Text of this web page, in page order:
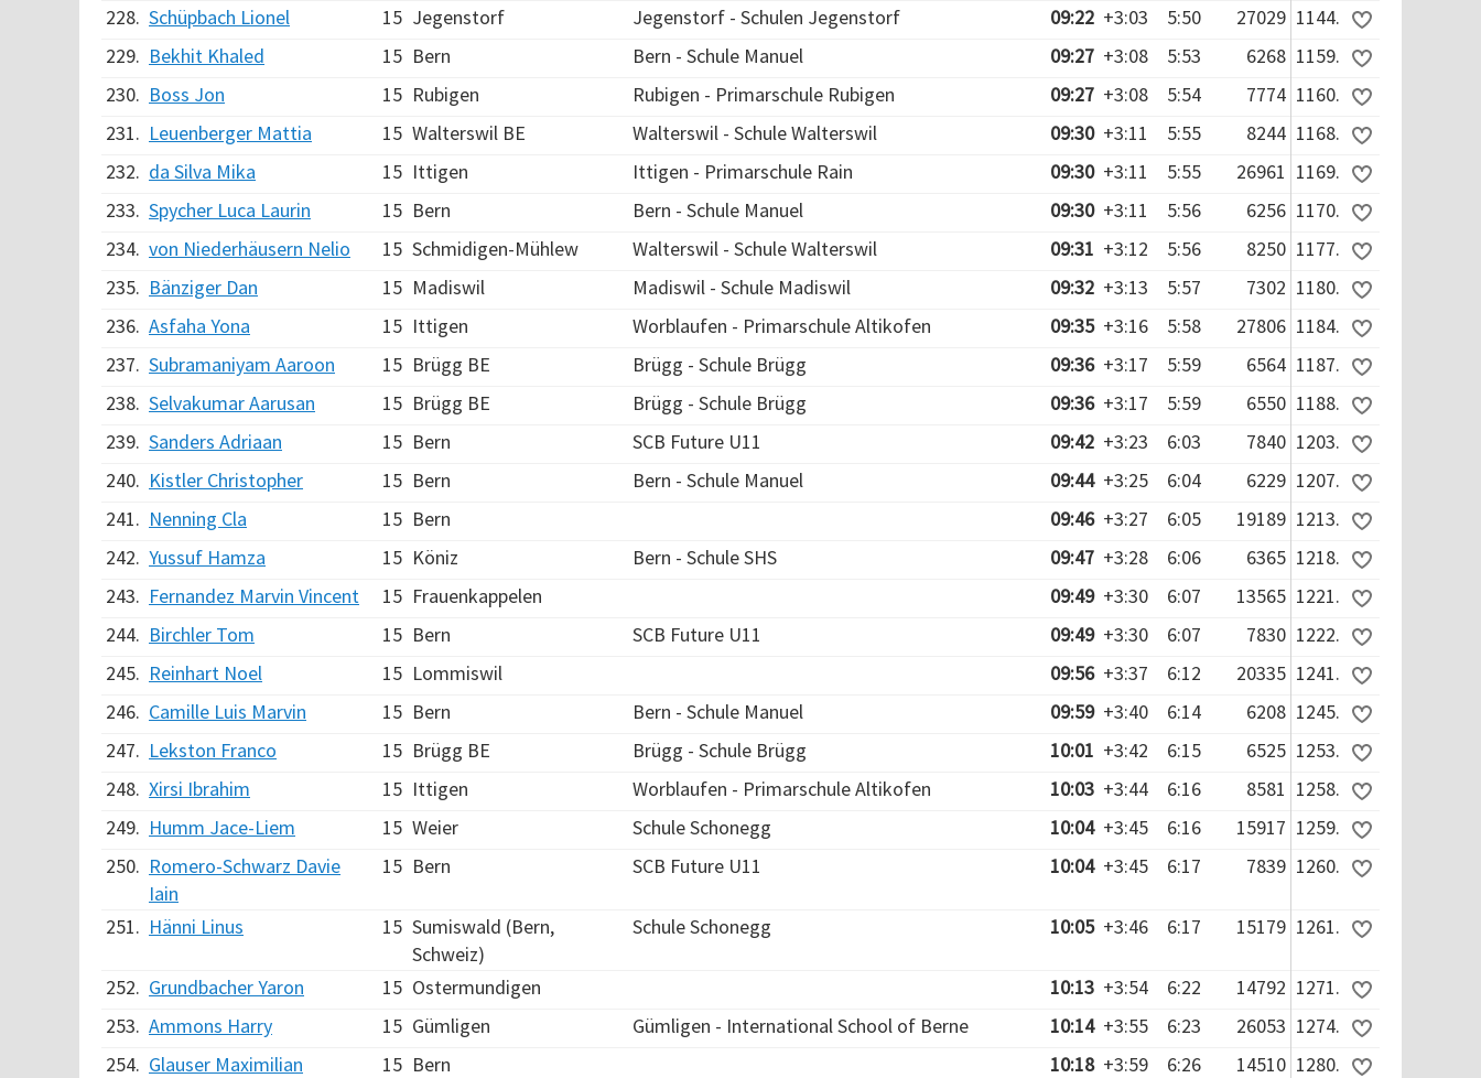
228. Schüpbach Lionel 15 Jegenstorf Jegenstorf - Schulen Jegenstorf 09:22 +3:03 5:50 27029 1144.
229. Bekhit Khaled 15 Bern Bern - Schule Manuel 09:27 +3:08 5:53 6268 1159.
230. Boss Jon 15 Rubigen Rubigen - Primarschule Rubigen 09:27 +3:08 5:54 7774 1160.
231. Leuenberger Mattia 15 Walterswil BE Walterswil - Schule Walterswil 09:30 +3:11 5:55 8244 1168.
232. da Silva Mika 15 Ittigen Ittigen - Primarschule Rain 09:30 +3:11 5:55 26961 1169.
233. Spycher Luca Laurin 15 Bern Bern - Schule Manuel 09:30 +3:11 5:56 6256 1170.
234. von Niederhäusern Nelio 15 Schmidigen-Mühlew Walterswil - Schule Walterswil 09:31 +3:12 5:56 8250 1177.
235. Bänziger Dan 15 Madiswil Madiswil - Schule Madiswil 09:32 +3:13 5:57 7302 1180.
236. Asfaha Yona 15 Ittigen Worblaufen - Primarschule Altikofen 09:35 +3:16 5:58 27806 1184.
237. Subramaniyam Aaroon 15 Brügg BE Brügg - Schule Brügg 09:36 +3:17 5:59 6564 1187.
238. Selvakumar Aarusan 15 Brügg BE Brügg - Schule Brügg 09:36 +3:17 5:59 6550 1188.
239. Sanders Adriaan 15 Bern SCB Future U11 09:42 +3:23 6:03 7840 1203.
240. Kistler Christopher 15 Bern Bern - Schule Manuel 09:44 +3:25 6:04 6229 1207.
241. Nenning Cla 15 Bern 09:46 +3:27 6:05 19189 1213.
242. Yussuf Hamza 15 Köniz Bern - Schule SHS 09:47 +3:28 6:06 6365 1218.
243. Fernandez Marvin Vincent 15 Frauenkappelen 09:49 +3:30 6:07 13565 1221.
244. Birchler Tom 15 Bern SCB Future U11 09:49 +3:30 6:07 7830 1222.
245. Reinhart Noel 15 Lommiswil 09:56 +3:37 6:12 20335 1241.
246. Camille Luis Marvin 15 Bern Bern - Schule Manuel 09:59 +3:40 6:14 6208 1245.
247. Lekston Franco 15 Brügg BE Brügg - Schule Brügg 10:01 +3:42 6:15 6525 1253.
248. Xirsi Ibrahim 15 Ittigen Worblaufen - Primarschule Altikofen 10:03 +3:44 6:16 8581 1258.
249. Humm Jace-Liem 15 Weier Schule Schonegg 10:04 +3:45 6:16 15917 1259.
250. Romero-Schwarz Davie
Iain
15 Bern SCB Future U11 10:04 +3:45 6:17 7839 1260.
251. Hänni Linus 15 Sumiswald (Bern,
Schweiz)
Schule Schonegg 10:05 +3:46 6:17 15179 1261.
252. Grundbacher Yaron 15 Ostermundigen 10:13 +3:54 6:22 14792 1271.
253. Ammons Harry 15 Gümligen Gümligen - International School of Berne 10:14 +3:55 6:23 26053 1274.
254. Glauser Maximilian 15 Bern 10:18 +3:59 6:26 14510 1280.